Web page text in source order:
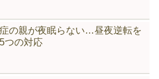
の親が夜眠らない…昼夜逆転を
つの対応